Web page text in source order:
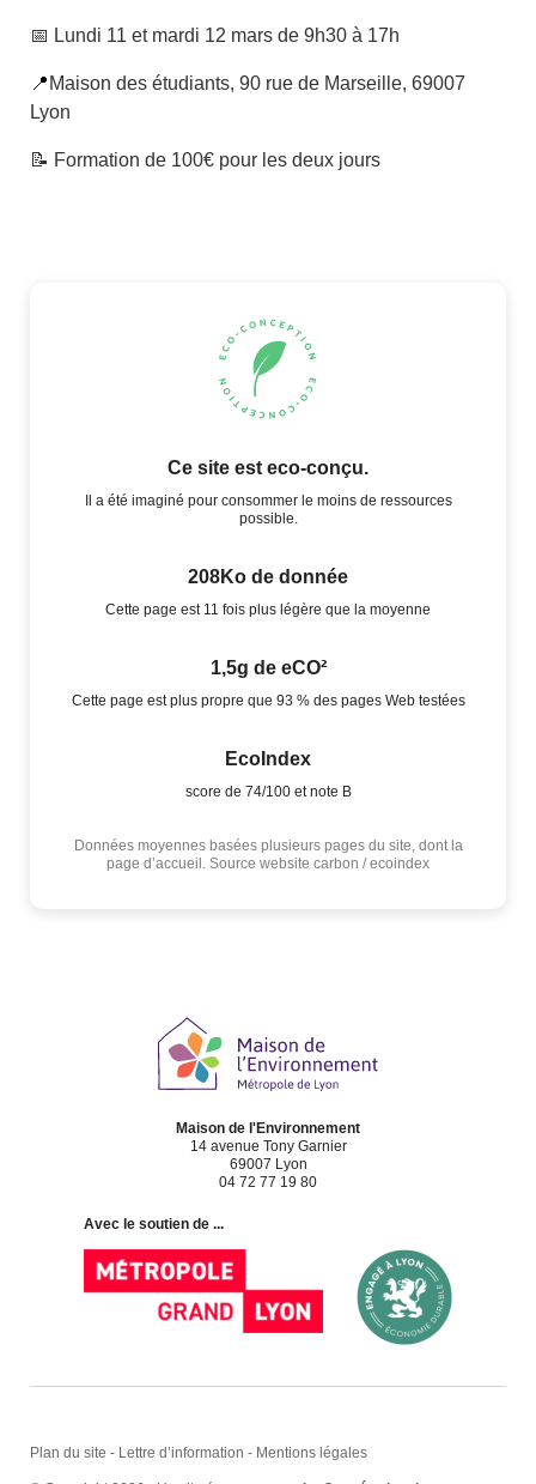
📅 Lundi 11 et mardi 12 mars de 9h30 à 17h
📍 Maison des étudiants, 90 rue de Marseille, 69007
Lyon
📝 Formation de 100€ pour les deux jours
Ce site est eco-conçu.
Il a été imaginé pour consommer le moins de ressources
possible.
208Ko de donnée
Cette page est 11 fois plus légère que la moyenne
1,5g de eCO²
Cette page est plus propre que 93 % des pages Web testées
EcoIndex
score de 74/100 et note B
Données moyennes basées plusieurs pages du site, dont la
page d’accueil. Source website carbon / ecoindex
Maison de l'Environnement
14 avenue Tony Garnier
69007 Lyon
04 72 77 19 80
Avec le soutien de ...
Plan du site - Lettre d’information - Mentions légales